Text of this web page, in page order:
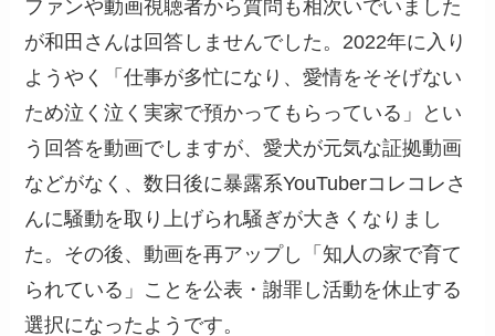
ファンや動画視聴者から質問も相次いでいました
が和田さんは回答しませんでした。2022年に入り
ようやく「仕事が多忙になり、愛情をそそげない
ため泣く泣く実家で預かってもらっている」とい
う回答を動画でしますが、愛犬が元気な証拠動画
などがなく、数日後に暴露系YouTuberコレコレさ
んに騒動を取り上げられ騒ぎが大きくなりまし
た。その後、動画を再アップし「知人の家で育て
られている」ことを公表・謝罪し活動を休止する
選択になったようです。